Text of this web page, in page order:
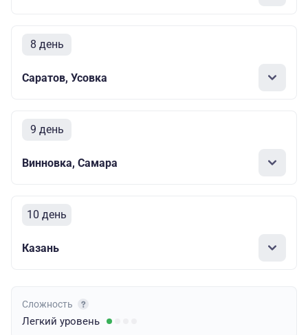
8 день
Саратов, Усовка
9 день
Винновка, Самара
10 день
Казань
Сложность
Легкий уровень